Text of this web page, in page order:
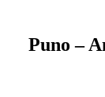
Puno –